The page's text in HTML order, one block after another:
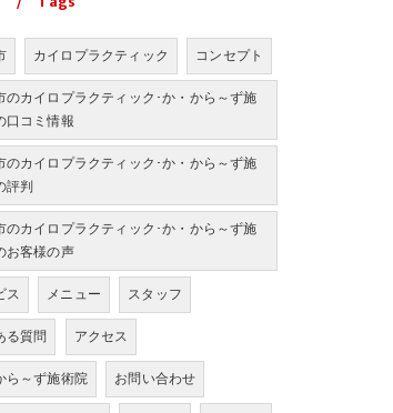
カイロプラクティック
コンセプト
のカイロプラクティック･か・から～ず施
口コミ情報
のカイロプラクティック･か・から～ず施
評判
のカイロプラクティック･か・から～ず施
お客様の声
ス
メニュー
スタッフ
る質問
アクセス
ら～ず施術院
お問い合わせ